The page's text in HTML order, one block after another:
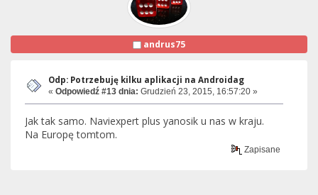
andrus75
Odp: Potrzebuję kilku aplikacji na Androidag
« Odpowiedź #13 dnia: Grudzień 23, 2015, 16:57:20 »
Jak tak samo. Naviexpert plus yanosik u nas w kraju.
Na Europę tomtom.
Zapisane